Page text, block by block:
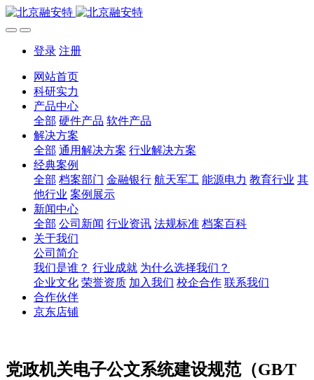
登录 注册
网站首页
科研实力
产品中心
全部 硬件产品 软件产品
解决方案
全部 通用解决方案 行业解决方案
经典案例
全部 档案部门 金融银行 航天军工 能源电力 教育行业 其
他行业 案例展示
新闻中心
全部 公司新闻 行业资讯 法规标准 档案百科
关于我们
公司简介
我们是谁？ 行业成就 为什么选择我们？
企业文化 荣誉资质 加入我们 校企合作 联系我们
合作伙伴
京东店铺
党政机关电子公文系统建设规范（GB∕T